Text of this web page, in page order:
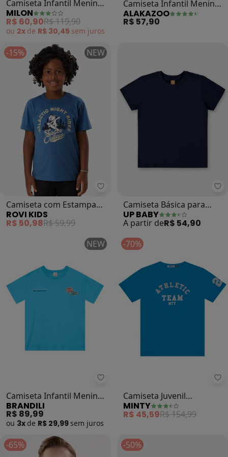
Camiseta Infantil Menino
(Marinho)
MILON
R$ 60,90R$ 119,90
ou 2x de R$ 30,45 sem juros
Camiseta Infantil Menino
em Malha Básica (Azul)
ALAKAZOO
R$ 57,90
-15% NEW
Rovi Kids - Camiseta com
Camiseta com Estampa
Meia Malha Infantil (Azul)
ROVI KIDS
R$ 50,98R$ 59,99
Camiseta Básica para
Menino (Azul)
UP BABY
A partir deR$ 54,90
NEW
Brandili - Camiseta Infantil
Camiseta Infantil Menino
em Meia Malha (Azul)
BRANDILI
R$ 89,99
ou 3x de R$ 29,99 sem juros
-70%
Camiseta Juvenil
Masculina em Meia Malha
(Azul)
MINTY
R$ 45,59R$ 154,99
-65% -50%